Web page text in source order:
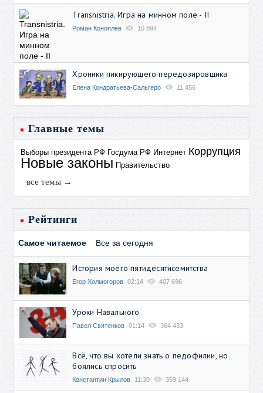
Transnistria. Игра на минном поле - II
Роман Коноплев 10 894
Хроники пикирующего передозировщика
Елена Кондратьева-Сальгеро 11 456
Главные темы
Выборы президента РФ Госдума РФ Интернет Коррупция
Новые законы Правительство
все темы →
Рейтинги
Самое читаемое Все за сегодня
История моего пятидесятисемитства
Егор Холмогоров 02:14 407 696
Уроки Навального
Павел Святенков 01:14 364 433
Всё, что вы хотели знать о педофилии, но
боялись спросить
Константин Крылов 11:30 359 144